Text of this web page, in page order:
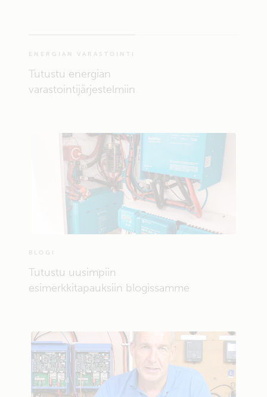
BLOGI
Tutustu uusimpiin
esimerkkitapauksiin blogissamme
ENERGIAN VARASTOINTI
Tutustu energian
varastointijärjestelmiin